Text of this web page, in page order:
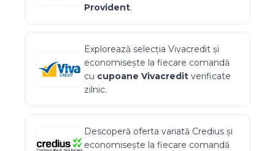
Provident.
Explorează selecția Vivacredit și
economisește la fiecare comandă
cu cupoane Vivacredit verificate
zilnic.
Descoperă oferta variată Credius și
economisește la fiecare comandă